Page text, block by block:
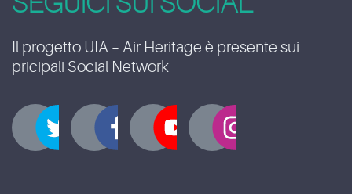
Il progetto UIA – Air Heritage è presente sui
pricipali Social Network